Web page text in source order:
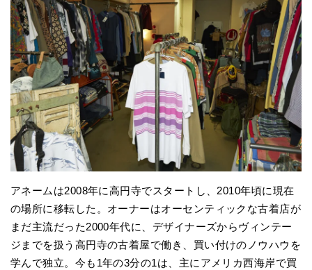
アネームは2008年に高円寺でスタートし、2010年頃に現在
の場所に移転した。オーナーはオーセンティックな古着店が
まだ主流だった2000年代に、デザイナーズからヴィンテー
ジまでを扱う高円寺の古着屋で働き、買い付けのノウハウを
学んで独立。今も1年の3分の1は、主にアメリカ西海岸で買